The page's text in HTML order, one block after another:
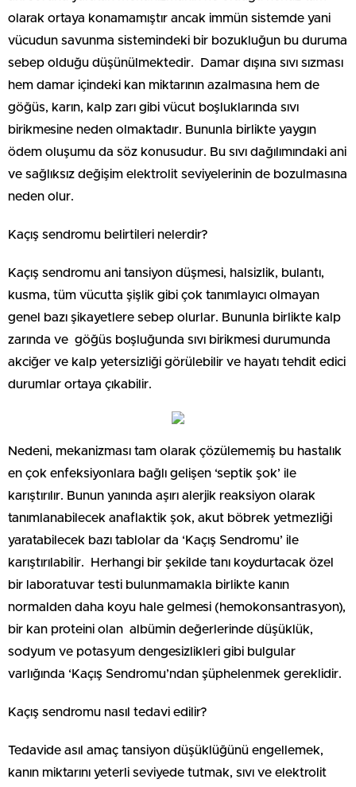
olarak ortaya konamamıştır ancak immün sistemde yani
vücudun savunma sistemindeki bir bozukluğun bu duruma
sebep olduğu düşünülmektedir. Damar dışına sıvı sızması
hem damar içindeki kan miktarının azalmasına hem de
göğüs, karın, kalp zarı gibi vücut boşluklarında sıvı
birikmesine neden olmaktadır. Bununla birlikte yaygın
ödem oluşumu da söz konusudur. Bu sıvı dağılımındaki ani
ve sağlıksız değişim elektrolit seviyelerinin de bozulmasına
neden olur.
Kaçış sendromu belirtileri nelerdir?
Kaçış sendromu ani tansiyon düşmesi, halsizlik, bulantı,
kusma, tüm vücutta şişlik gibi çok tanımlayıcı olmayan
genel bazı şikayetlere sebep olurlar. Bununla birlikte kalp
zarında ve göğüs boşluğunda sıvı birikmesi durumunda
akciğer ve kalp yetersizliği görülebilir ve hayatı tehdit edici
durumlar ortaya çıkabilir.
Nedeni, mekanizması tam olarak çözülememiş bu hastalık
en çok enfeksiyonlara bağlı gelişen ‘septik şok’ ile
karıştırılır. Bunun yanında aşırı alerjik reaksiyon olarak
tanımlanabilecek anaflaktik şok, akut böbrek yetmezliği
yaratabilecek bazı tablolar da ‘Kaçış Sendromu’ ile
karıştırılabilir. Herhangi bir şekilde tanı koydurtacak özel
bir laboratuvar testi bulunmamakla birlikte kanın
normalden daha koyu hale gelmesi (hemokonsantrasyon),
bir kan proteini olan albümin değerlerinde düşüklük,
sodyum ve potasyum dengesizlikleri gibi bulgular
varlığında ‘Kaçış Sendromu’ndan şüphelenmek gereklidir.
Kaçış sendromu nasıl tedavi edilir?
Tedavide asıl amaç tansiyon düşüklüğünü engellemek,
kanın miktarını yeterli seviyede tutmak, sıvı ve elektrolit